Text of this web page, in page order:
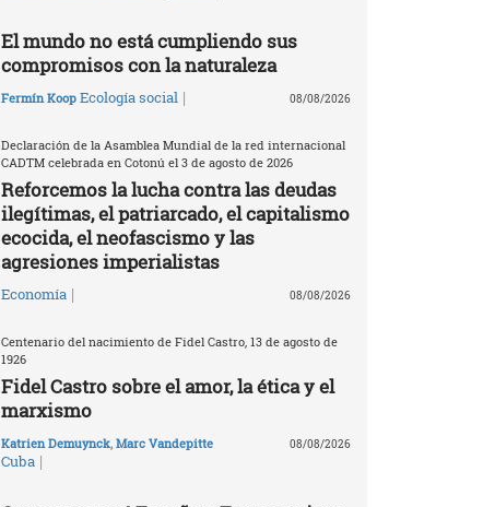
El mundo no está cumpliendo sus
compromisos con la naturaleza
Fermín Koop Ecología social | 08/08/2026
Declaración de la Asamblea Mundial de la red internacional
CADTM celebrada en Cotonú el 3 de agosto de 2026
Reforcemos la lucha contra las deudas
ilegítimas, el patriarcado, el capitalismo
ecocida, el neofascismo y las
agresiones imperialistas
Economía | 08/08/2026
Centenario del nacimiento de Fidel Castro, 13 de agosto de
1926
Fidel Castro sobre el amor, la ética y el
marxismo
Katrien Demuynck, Marc Vandepitte
Cuba |
08/08/2026